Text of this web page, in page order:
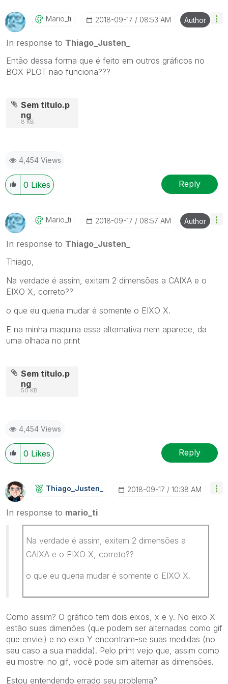
Mario_ti ‎2018-09-17 08:53 AM Author
In response to Thiago_Justen_
Então dessa forma que é feito em outros gráficos no
BOX PLOT não funciona???
Sem título.p
ng
8 KB
4,454 Views
0 Likes Reply
Mario_ti ‎2018-09-17 08:57 AM Author
In response to Thiago_Justen_
Thiago,
Na verdade é assim, exitem 2 dimensões a CAIXA e o
EIXO X, correto??
o que eu queria mudar é somente o EIXO X.
E na minha maquina essa alternativa nem aparece, da
uma olhada no print
Sem título.p
ng
50 KB
4,454 Views
0 Likes Reply
Thiago_Justen_ ‎2018-09-17 10:38 AM
In response to mario_ti
Na verdade é assim, exitem 2 dimensões a
CAIXA e o EIXO X, correto??
o que eu queria mudar é somente o EIXO X.
Como assim? O gráfico tem dois eixos, x e y. No eixo X
estão suas dimenões (que podem ser alternadas como gif
que enviei) e no eixo Y encontram-se suas medidas (no
seu caso a sua medida). Pelo print vejo que, assim como
eu mostrei no gif, você pode sim alternar as dimensões.
Estou entendendo errado seu problema?